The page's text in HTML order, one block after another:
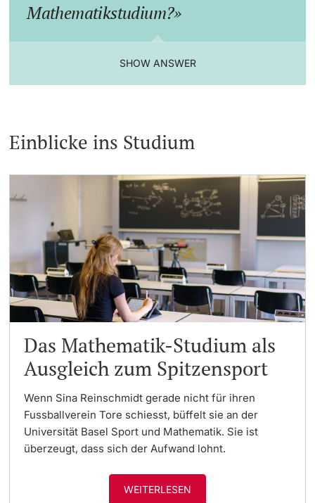
Mathematikstudium?
SHOW ANSWER
Einblicke ins Studium
Das Mathematik-Studium als
Ausgleich zum Spitzensport
Wenn Sina Reinschmidt gerade nicht für ihren
Fussballverein Tore schiesst, büffelt sie an der
Universität Basel Sport und Mathematik. Sie ist
überzeugt, dass sich der Aufwand lohnt.
WEITERLESEN